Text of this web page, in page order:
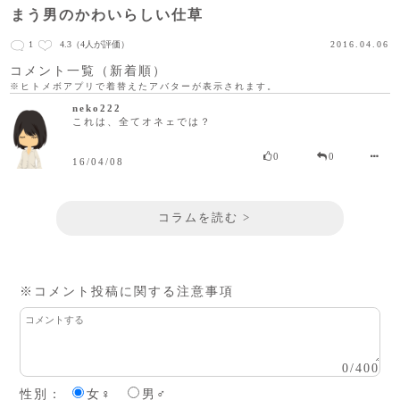
まう男のかわいらしい仕草
1 4.3 （4人が評価） 2016.04.06
コメント一覧（新着順）
※ヒトメボアプリで着替えたアバターが表示されます。
neko222
これは、全てオネェでは？
16/04/08 0 0
コラムを読む >
※コメント投稿に関する注意事項
0/400
性別：
女♀ 男♂